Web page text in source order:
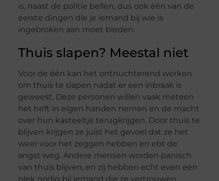
is, naast de politie bellen, dus ook één van de
eerste dingen die je iemand bij wie is
ingebroken aan moet bieden.
Thuis slapen? Meestal niet
Voor de één kan het ontnuchterend werken
om thuis te slapen nadat er een inbraak is
geweest. Deze personen willen vaak meteen
het heft in eigen handen nemen en de macht
over hun kasteeltje terugkrijgen. Door thuis te
blijven krijgen ze juist het gevoel dat ze het
weer voor het zeggen hebben en ebt de
angst weg. Andere mensen worden panisch
van thuis blijven, en zij hebben echt even een
plek nodig bij iemand die ze vertrouwen.